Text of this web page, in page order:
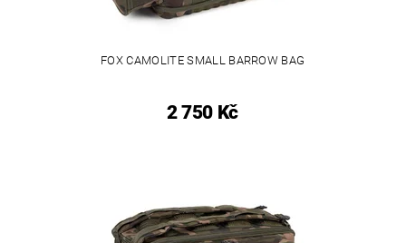
FOX CAMOLITE SMALL BARROW BAG
2 750 Kč